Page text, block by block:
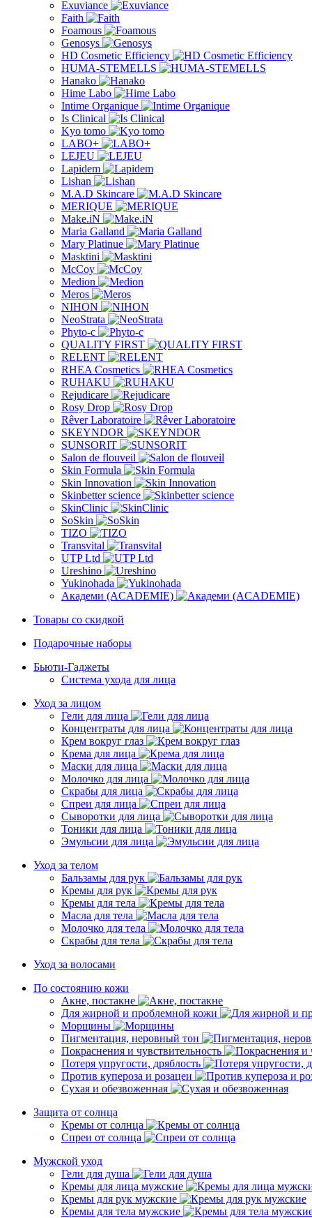
Exuviance
Faith
Foamous
Genosys
HD Cosmetic Efficiency
HUMA-STEMELLS
Hanako
Hime Labo
Intime Organique
Is Clinical
Kyo tomo
LABO+
LEJEU
Lapidem
Lishan
M.A.D Skincare
MERIQUE
Make.iN
Maria Galland
Mary Platinue
Masktini
McCoy
Medion
Meros
NIHON
NeoStrata
Phyto-c
QUALITY FIRST
RELENT
RHEA Cosmetics
RUHAKU
Rejudicare
Rosy Drop
Rêver Laboratoire
SKEYNDOR
SUNSORIT
Salon de flouveil
Skin Formula
Skin Innovation
Skinbetter science
SkinСlinic
SoSkin
TIZO
Transvital
UTP Ltd
Ureshino
Yukinohada
Академи (ACADEMIE)
Товары со скидкой
Подарочные наборы
Бьюти-Гаджеты
Система ухода для лица
Уход за лицом
Гели для лица
Концентраты для лица
Крем вокруг глаз
Крема для лица
Маски для лица
Молочко для лица
Скрабы для лица
Спреи для лица
Сыворотки для лица
Тоники для лица
Эмульсии для лица
Уход за телом
Бальзамы для рук
Кремы для рук
Кремы для тела
Масла для тела
Молочко для тела
Скрабы для тела
Уход за волосами
По состоянию кожи
Акне, постакне
Для жирной и проблемной кожи
Морщины
Пигментация, неровный тон
Покраснения и чувствительность
Потеря упругости, дряблость
Против купероза и розацеи
Сухая и обезвоженная
Защита от солнца
Кремы от солнца
Спреи от солнца
Мужской уход
Гели для душа
Кремы для лица мужские
Кремы для рук мужские
Кремы для тела мужские